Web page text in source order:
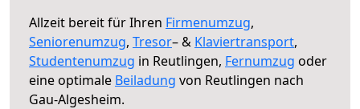
Allzeit bereit für Ihren Firmenumzug,
Seniorenumzug, Tresor– & Klaviertransport,
Studentenumzug in Reutlingen, Fernumzug oder
eine optimale Beiladung von Reutlingen nach
Gau-Algesheim.